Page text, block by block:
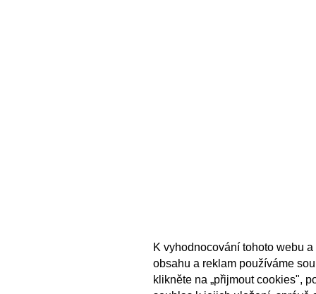
K vyhodnocování tohoto webu
obsahu a reklam používáme
klikněte na „přijmout cookies",